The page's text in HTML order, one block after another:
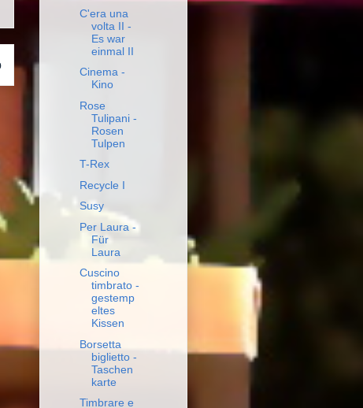
C'era una
volta II -
Es war
einmal II
Cinema -
Kino
Rose
Tulipani -
Rosen
Tulpen
T-Rex
Recycle I
Susy
Per Laura -
Für
Laura
Cuscino
timbrato -
gestemp
eltes
Kissen
Borsetta
biglietto -
Taschen
karte
Timbrare e